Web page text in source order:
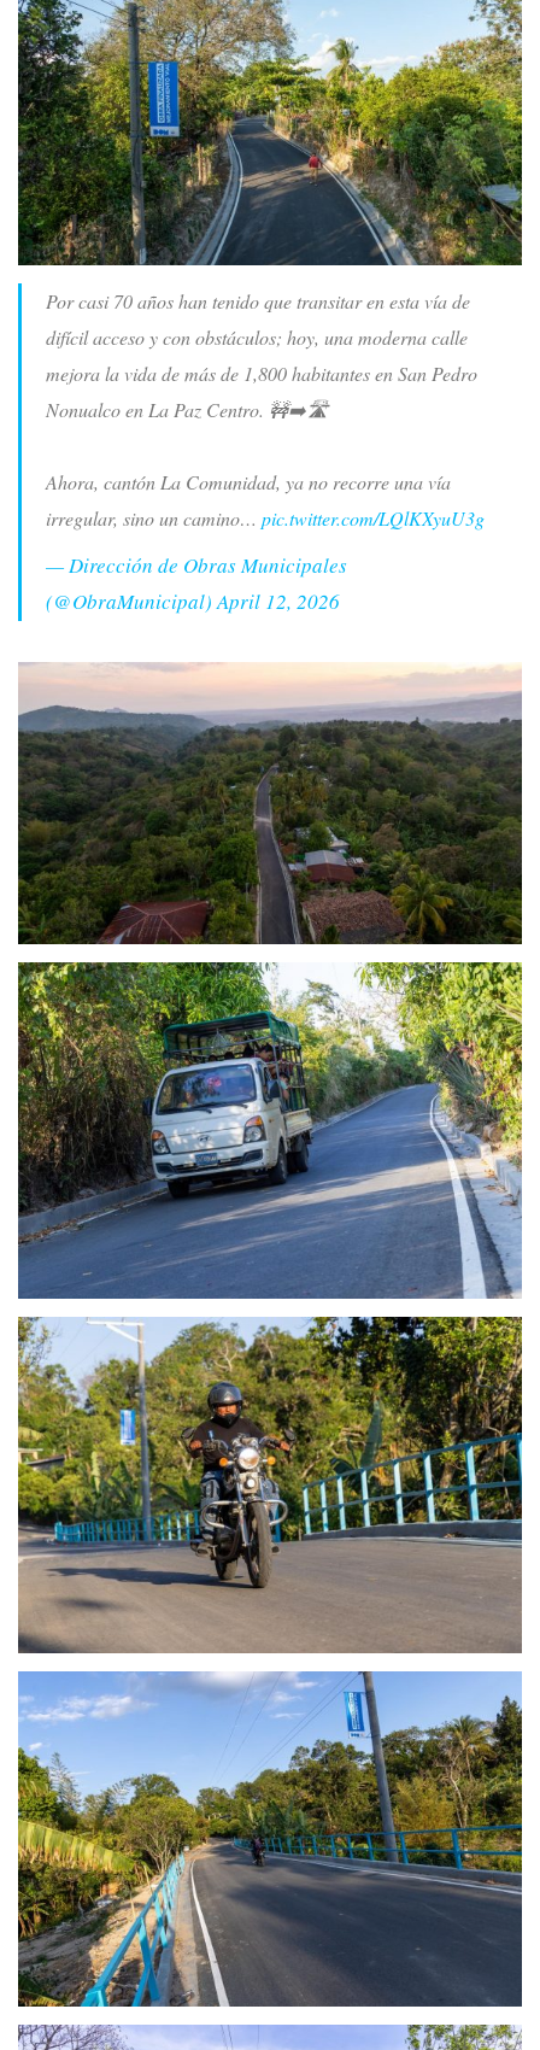
Por casi 70 años han tenido que transitar en esta vía de
difícil acceso y con obstáculos; hoy, una moderna calle
mejora la vida de más de 1,800 habitantes en San Pedro
Nonualco en La Paz Centro. 🚧➡️🛣️
Ahora, cantón La Comunidad, ya no recorre una vía
irregular, sino un camino… pic.twitter.com/LQlKXyuU3g
— Dirección de Obras Municipales
(@ObraMunicipal)April 12, 2026